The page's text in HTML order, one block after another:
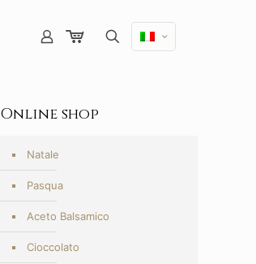
Online shop
Natale
Pasqua
Aceto Balsamico
Cioccolato